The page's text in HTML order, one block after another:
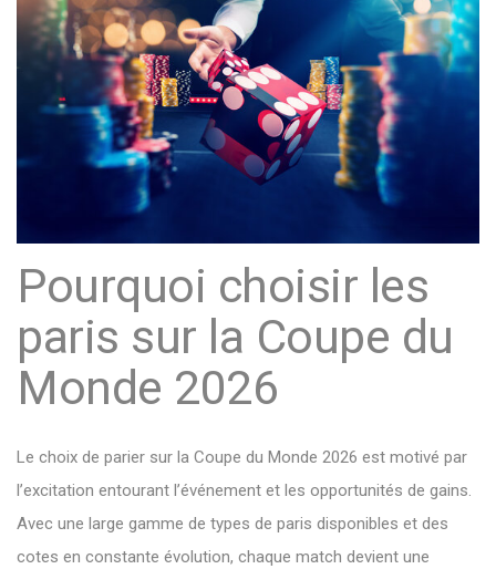
Pourquoi choisir les
paris sur la Coupe du
Monde 2026
Le choix de parier sur la Coupe du Monde 2026 est motivé par
l’excitation entourant l’événement et les opportunités de gains.
Avec une large gamme de types de paris disponibles et des
cotes en constante évolution, chaque match devient une